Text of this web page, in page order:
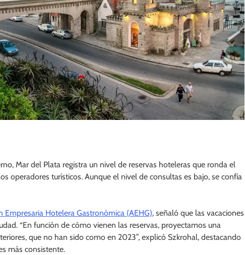
Mar del Plata registra un nivel de reservas hoteleras que ronda el
operadores turísticos. Aunque el nivel de consultas es bajo, se confía
Empresaria Hotelera Gastronómica (AEHG), señaló que las vacaciones
“En función de cómo vienen las reservas, proyectamos una
que no han sido como en 2023”, explicó Szkrohal, destacando
más consistente.